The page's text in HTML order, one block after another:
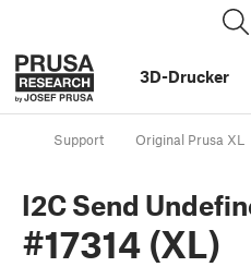
3D-Drucker
Support Original Prusa XL
I2C Send
#17314 (XL)